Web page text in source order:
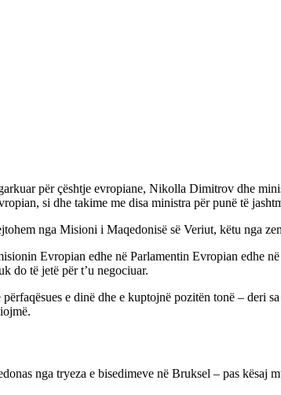
për çështje evropiane, Nikolla Dimitrov dhe
si dhe takime me disa ministra për punë të
nga Misioni i Maqedonisë së Veriut, këtu nga
Evropian edhe në Parlamentin Evropian edhe
do të jetë për t’u negociuar.
e dinë dhe e kuptojnë pozitën tonë – deri
nga tryeza e bisedimeve në Bruksel – pas kësaj